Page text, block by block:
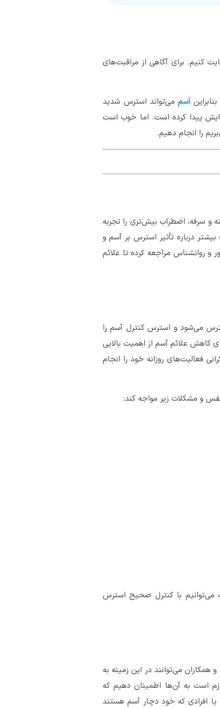
کنیم. برای آگاهی از مراقبت‌های
آسم می‌تواند استرس شدید
پیدا کرده است. اما خوب است
را انجام دهیم.
و سرفه،‌ اضطراب بیش‌تری را تجربه
درباره تأثیر استرس بر آسم و
روانشناس مراجعه کرده تا علائم
می‌شود و استرس کنترل آسم را
کاهش علائم آسم از اهمیت بالایی
فعالیت‌های روزانه خود را انجام
و مشکلات زیر مواجه کند:
می‌توانیم با کنترل صحیح استرس
می‌توانند در این زمینه به
است به آن‌ها اطمینان دهیم که
افرادی که خود دچار آسم هستند